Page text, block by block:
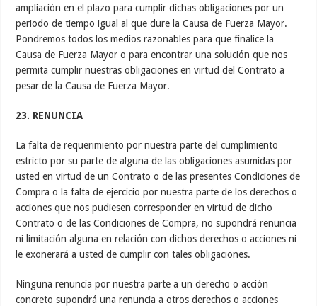
ampliación en el plazo para cumplir dichas obligaciones por un
periodo de tiempo igual al que dure la Causa de Fuerza Mayor.
Pondremos todos los medios razonables para que finalice la
Causa de Fuerza Mayor o para encontrar una solución que nos
permita cumplir nuestras obligaciones en virtud del Contrato a
pesar de la Causa de Fuerza Mayor.
23. RENUNCIA
La falta de requerimiento por nuestra parte del cumplimiento
estricto por su parte de alguna de las obligaciones asumidas por
usted en virtud de un Contrato o de las presentes Condiciones de
Compra o la falta de ejercicio por nuestra parte de los derechos o
acciones que nos pudiesen corresponder en virtud de dicho
Contrato o de las Condiciones de Compra, no supondrá renuncia
ni limitación alguna en relación con dichos derechos o acciones ni
le exonerará a usted de cumplir con tales obligaciones.
Ninguna renuncia por nuestra parte a un derecho o acción
concreto supondrá una renuncia a otros derechos o acciones